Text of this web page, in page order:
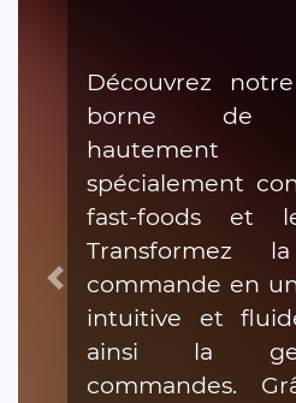
Découvrez
borne de
hautement
spécialement
fast-foods et
Transformez
commande en
intuitive et
ainsi la
commandes.
Précédent